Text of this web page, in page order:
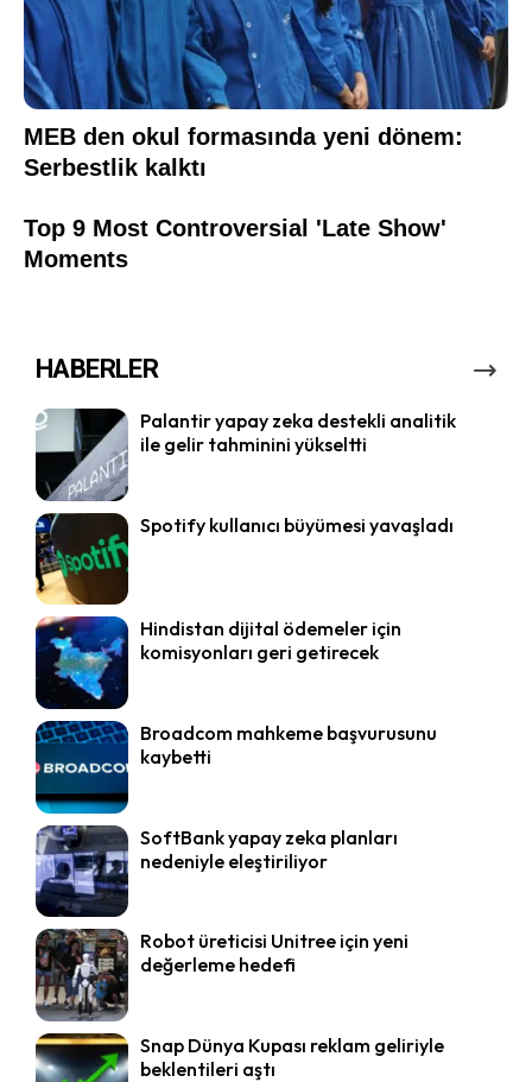
HABERLER
Palantir yapay zeka destekli analitik
ile gelir tahminini yükseltti
Spotify kullanıcı büyümesi yavaşladı
Hindistan dijital ödemeler için
komisyonları geri getirecek
Broadcom mahkeme başvurusunu
kaybetti
SoftBank yapay zeka planları
nedeniyle eleştiriliyor
Robot üreticisi Unitree için yeni
değerleme hedefi
Snap Dünya Kupası reklam geliriyle
beklentileri aştı